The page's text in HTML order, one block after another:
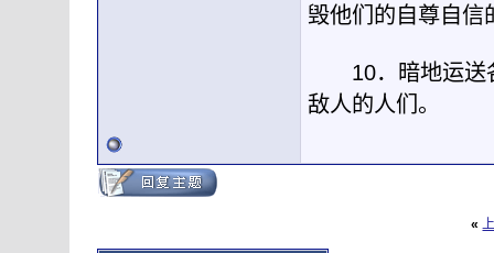
毁他们的自尊自信
10．暗地运送各
敌人的人们。
«